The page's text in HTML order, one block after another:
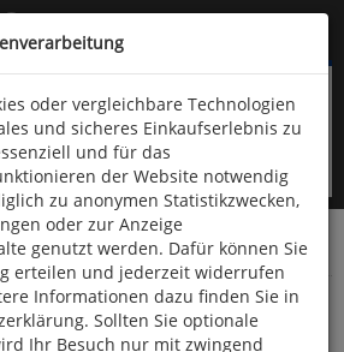
Seite überspringen
(06766) 9323-960
Gesundheit
wie Brot
oder vergleichbare Technologien
und sicheres Einkaufserlebnis zu
und für das
der Website notwendig
zu anonymen Statistikzwecken,
oder zur Anzeige
genutzt werden. Dafür können Sie
erteilen und jederzeit widerrufen
Informationen dazu finden Sie in
Sollten Sie optionale
Ihr Besuch nur mit zwingend